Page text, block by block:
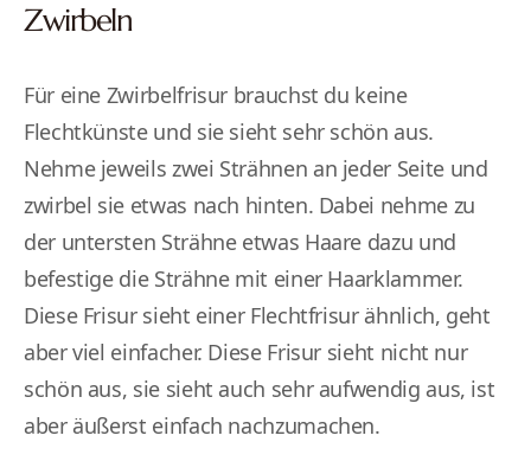
Zwirbeln
Für eine Zwirbelfrisur brauchst du keine
Flechtkünste und sie sieht sehr schön aus.
Nehme jeweils zwei Strähnen an jeder Seite und
zwirbel sie etwas nach hinten. Dabei nehme zu
der untersten Strähne etwas Haare dazu und
befestige die Strähne mit einer Haarklammer.
Diese Frisur sieht einer Flechtfrisur ähnlich, geht
aber viel einfacher. Diese Frisur sieht nicht nur
schön aus, sie sieht auch sehr aufwendig aus, ist
aber äußerst einfach nachzumachen.